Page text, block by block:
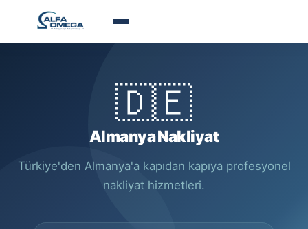
🇩🇪
Almanya Nakliyat
Türkiye'den Almanya'a kapıdan kapıya profesyonel
nakliyat hizmetleri.